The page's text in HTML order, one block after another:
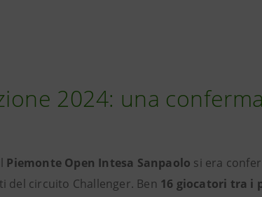
2024: una
Piemonte Open Intesa Sanpaolo si era
del circuito Challenger. Ben 16 giocatori tra i